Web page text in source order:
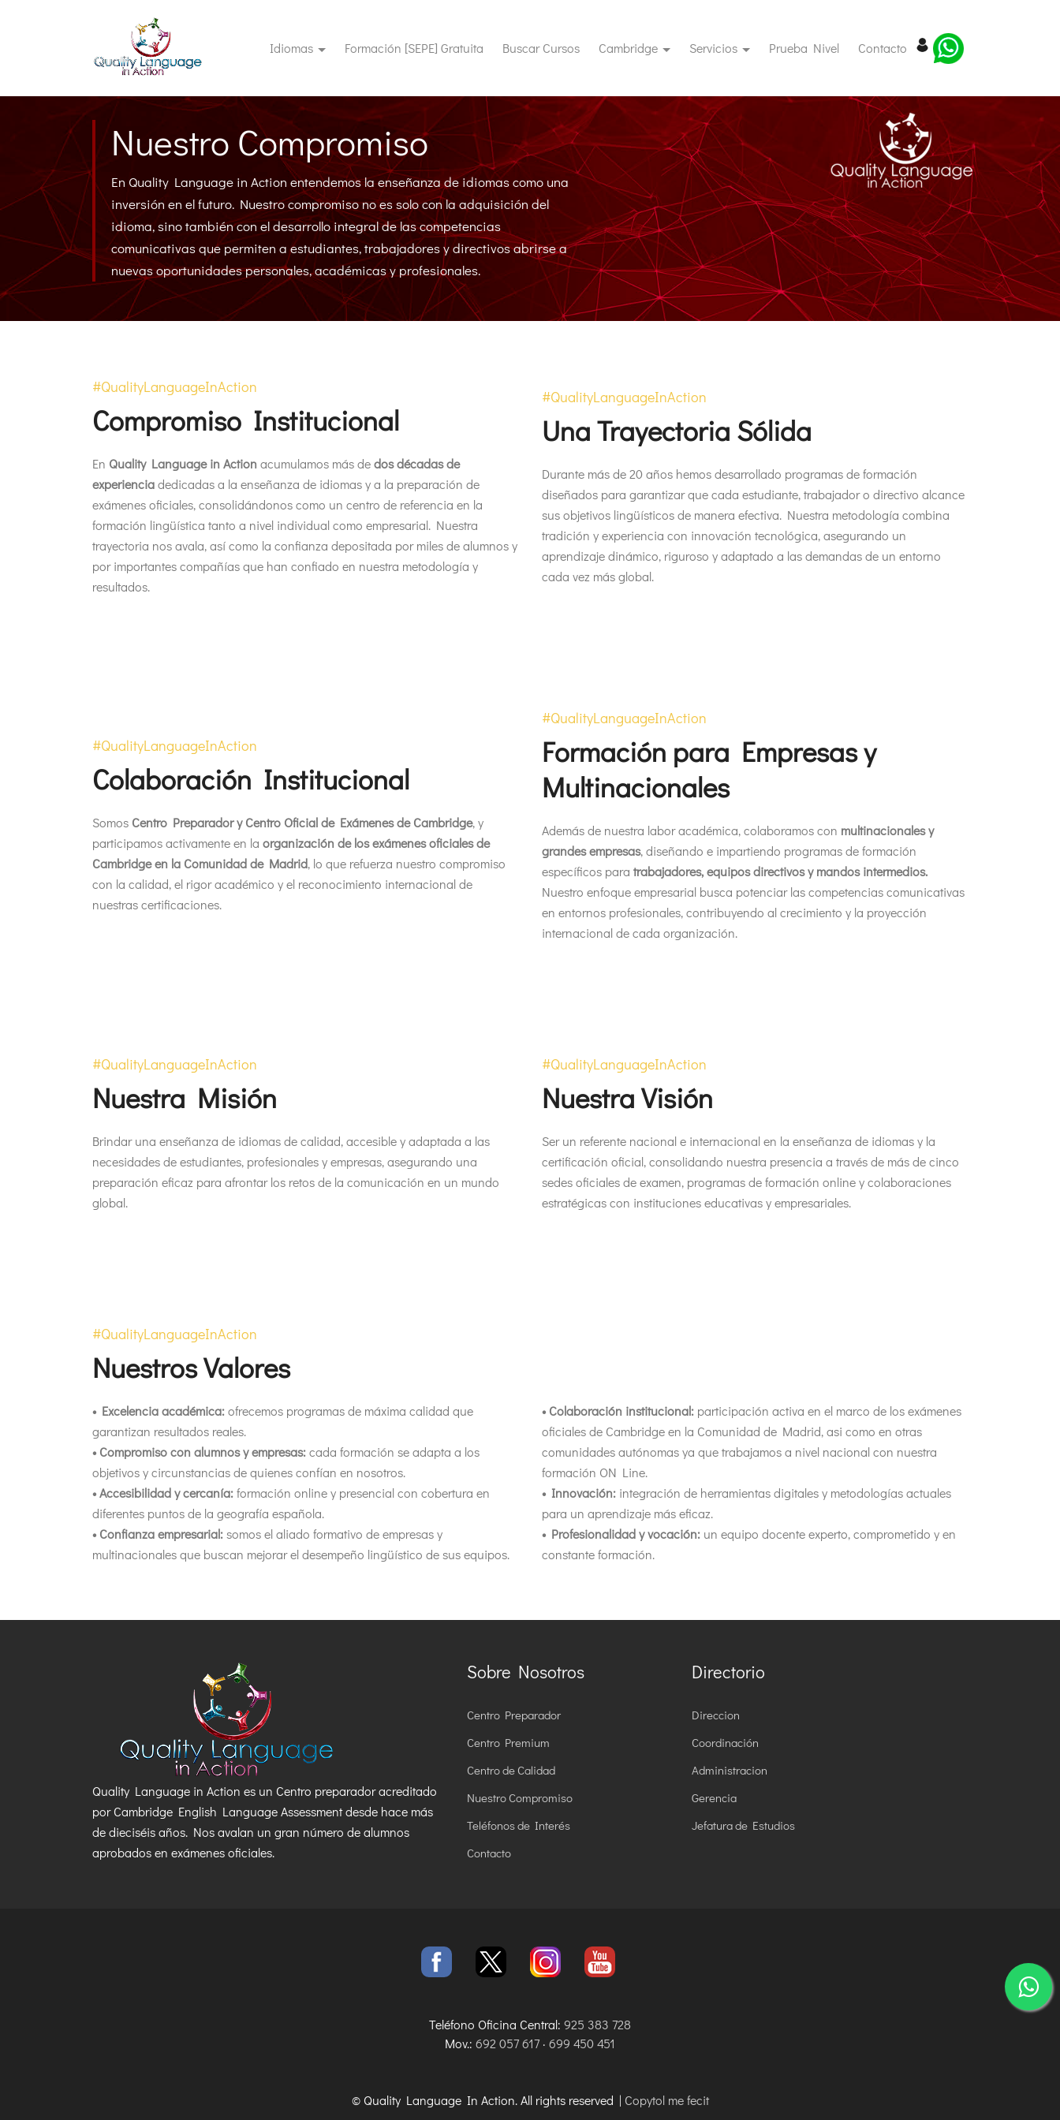
Idiomas Formación [SEPE] Gratuita (current)
Buscar Cursos Cambridge Servicios Prueba Nivel (current)
Contacto (current)
Nuestro Compromiso
En Quality Language in Action entendemos la enseñanza de idiomas como una
inversión en el futuro. Nuestro compromiso no es solo con la adquisición del
idioma, sino también con el desarrollo integral de las competencias
comunicativas que permiten a estudiantes, trabajadores y directivos abrirse a
nuevas oportunidades personales, académicas y profesionales.
#QualityLanguageInAction
Compromiso Institucional
En Quality Language in Action acumulamos más dedos décadas de
experienciadedicadas a la enseñanza de idiomas y a la preparación de
exámenes oficiales, consolidándonos como un centro de referencia en la
formación lingüística tanto a nivel individual como empresarial. Nuestra
trayectoria nos avala, así como la confianza depositada por miles de alumnos y
por importantes compañías que han confiado en nuestra metodología y
resultados.
#QualityLanguageInAction
Una Trayectoria Sólida
Durante más de 20 años hemos desarrollado programas de formación
diseñados para garantizar que cada estudiante, trabajador o directivo alcance
sus objetivos lingüísticos de manera efectiva. Nuestra metodología combina
tradición y experiencia con innovación tecnológica, asegurando un
aprendizaje dinámico, riguroso y adaptado a las demandas de un entorno
cada vez más global.
#QualityLanguageInAction
Colaboración Institucional
Somos Centro Preparador y Centro Oficial de Exámenes de Cambridge, y
participamos activamente en la organización de los exámenes oficiales de
Cambridge en la Comunidad de Madrid, lo que refuerza nuestro compromiso
con la calidad, el rigor académico y el reconocimiento internacional de
nuestras certificaciones.
#QualityLanguageInAction
Formación para Empresas y
Multinacionales
Además de nuestra labor académica, colaboramos con multinacionales y
grandes empresas, diseñando e impartiendo programas de formación
específicos para trabajadores, equipos directivos y mandos intermedios.
Nuestro enfoque empresarial busca potenciar las competencias comunicativas
en entornos profesionales, contribuyendo al crecimiento y la proyección
internacional de cada organización.
#QualityLanguageInAction
Nuestra Misión
Brindar una enseñanza de idiomas de calidad, accesible y adaptada a las
necesidades de estudiantes, profesionales y empresas, asegurando una
preparación eficaz para afrontar los retos de la comunicación en un mundo
global.
#QualityLanguageInAction
Nuestra Visión
Ser un referente nacional e internacional en la enseñanza de idiomas y la
certificación oficial, consolidando nuestra presencia a través de más de cinco
sedes oficiales de examen, programas de formación online y colaboraciones
estratégicas con instituciones educativas y empresariales.
#QualityLanguageInAction
Nuestros Valores
• Excelencia académica:ofrecemos programas de máxima calidad que
garantizan resultados reales.
• Compromiso con alumnos y empresas:cada formación se adapta a los
objetivos y circunstancias de quienes confían en nosotros.
• Accesibilidad y cercanía:formación online y presencial con cobertura en
diferentes puntos de la geografía española.
• Confianza empresarial:somos el aliado formativo de empresas y
multinacionales que buscan mejorar el desempeño lingüístico de sus equipos.
• Colaboración institucional: participación activa en el marco de los exámenes
oficiales de Cambridge en la Comunidad de Madrid, asi como en otras
comunidades autónomas ya que trabajamos a nivel nacional con nuestra
formación ON Line.
• Innovación: integración de herramientas digitales y metodologías actuales
para un aprendizaje más eficaz.
• Profesionalidad y vocación: un equipo docente experto, comprometido y en
constante formación.
Quality Language in Action es un Centro preparador acreditado
por Cambridge English Language Assessment desde hace más
de dieciséis años. Nos avalan un gran número de alumnos
aprobados en exámenes oficiales.
Sobre Nosotros
Centro Preparador
Centro Premium
Centro de Calidad
Nuestro Compromiso
Teléfonos de Interés
Contacto
Directorio
Direccion
Coordinación
Administracion
Gerencia
Jefatura de Estudios
Teléfono Oficina Central: 925 383 728
Mov.: 692 057 617 · 699 450 451
© Quality Language In Action. All rights reserved | Copytol me fecit